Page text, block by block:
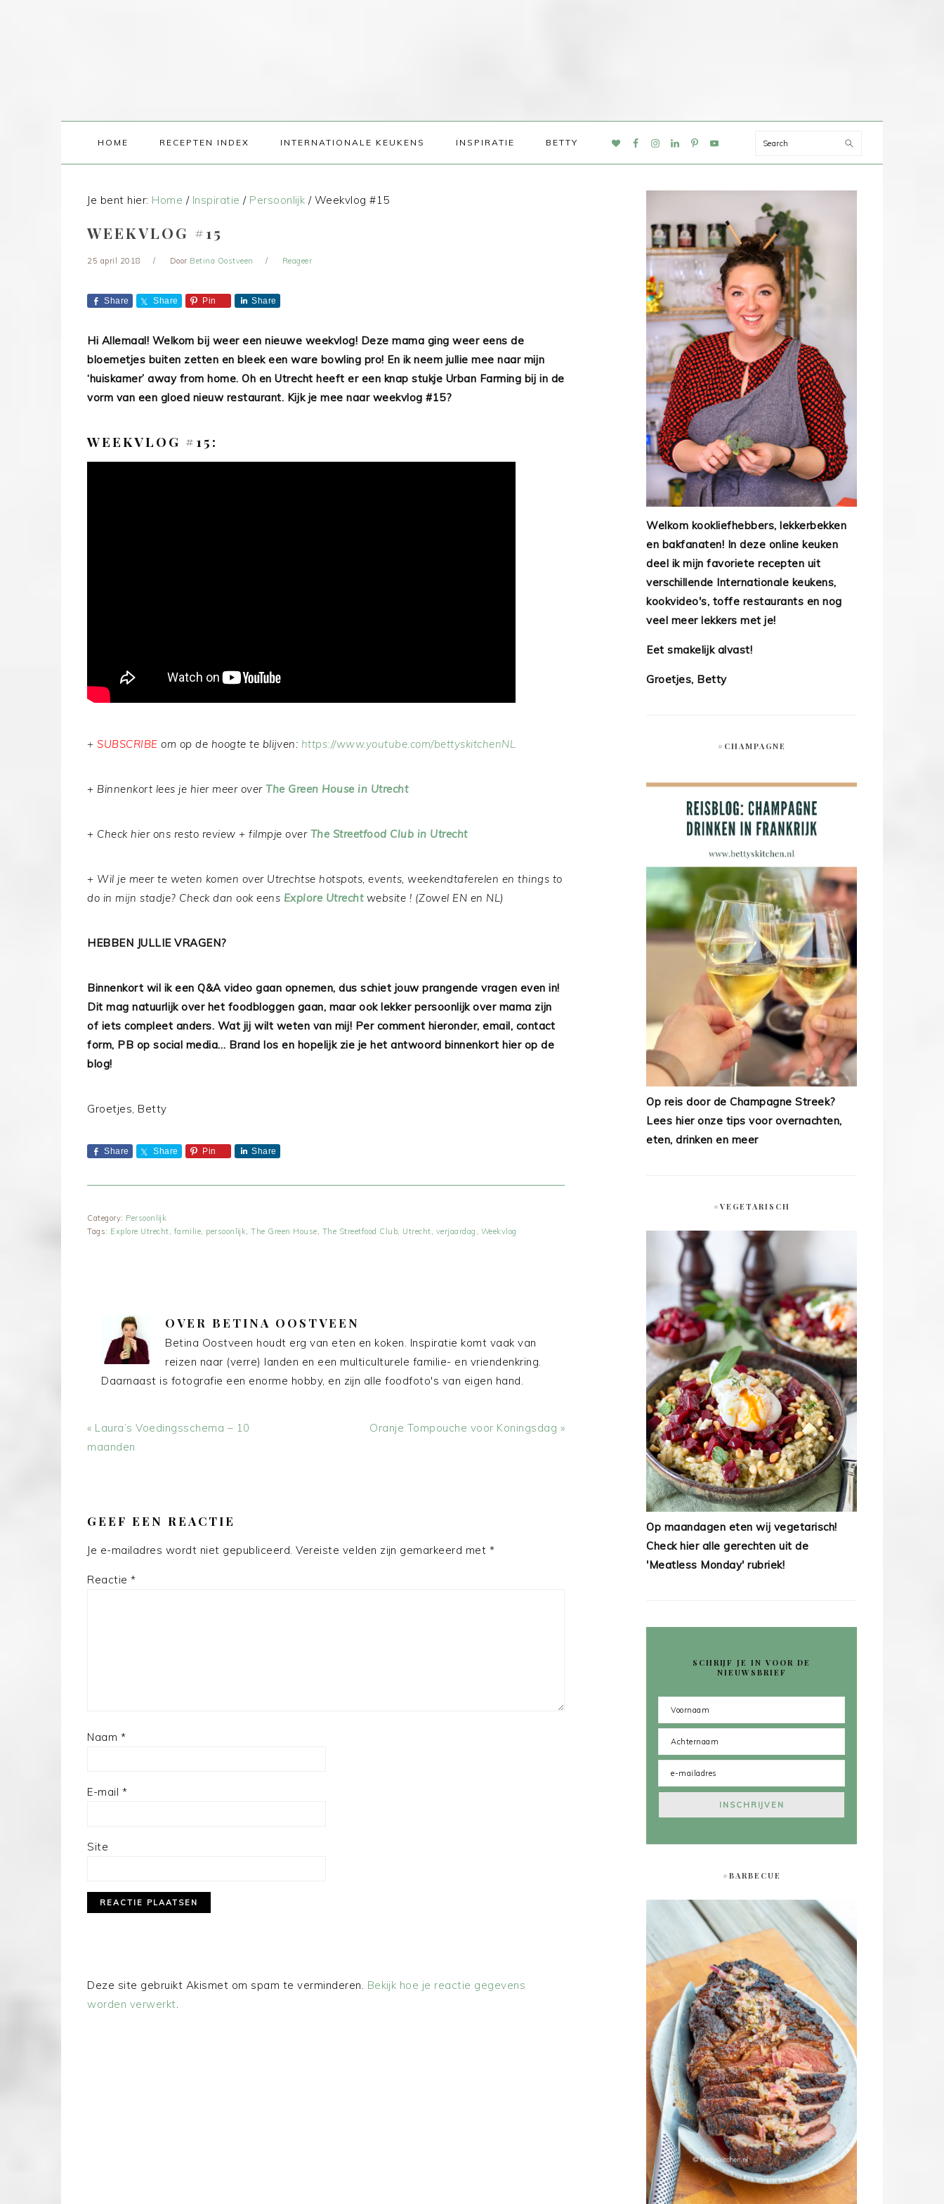
HOME RECEPTEN INDEX INTERNATIONALE KEUKENS INSPIRATIE BETTY
NAV
Search
Je bent hier: Home / Inspiratie / Persoonlijk /Weekvlog #15
WEEKVLOG #15
25 april 2018 Door Betina Oostveen Reageer
Share Share Pin Share
Hi Allemaal! Welkom bij weer een nieuwe weekvlog! Deze mama ging weer eens de
bloemetjes buiten zetten en bleek een ware bowling pro! En ik neem jullie mee naar mijn
‘huiskamer’ away from home. Oh en Utrecht heeft er een knap stukje Urban Farming bij in de
vorm van een gloed nieuw restaurant. Kijk je mee naar weekvlog #15?
WEEKVLOG #15:
+ SUBSCRIBE om op de hoogte te blijven: https://www.youtube.com/bettyskitchenNL
+ Binnenkort lees je hier meer over The Green House in Utrecht
+ Check hier ons resto review + filmpje over The Streetfood Club in Utrecht
+ Wil je meer te weten komen over Utrechtse hotspots, events, weekendtaferelen en things to
do in mijn stadje? Check dan ook eens Explore Utrechtwebsite ! (Zowel EN en NL)
HEBBEN JULLIE VRAGEN?
Binnenkort wil ik een Q&A video gaan opnemen, dus schiet jouw prangende vragen even in!
Dit mag natuurlijk over het foodbloggen gaan, maar ook lekker persoonlijk over mama zijn
of iets compleet anders. Wat jij wilt weten van mij! Per comment hieronder, email, contact
form, PB op social media… Brand los en hopelijk zie je het antwoord binnenkort hier op de
blog!
Groetjes, Betty
Share Share Pin Share
Category: Persoonlijk
Tags: Explore Utrecht, familie, persoonlijk, The Green House, The Streetfood Club, Utrecht, verjaardag , Weekvlog
OVER BETINA OOSTVEEN
Betina Oostveen houdt erg van eten en koken. Inspiratie komt vaak van
reizen naar (verre) landen en een multiculturele familie- en vriendenkring.
Daarnaast is fotografie een enorme hobby, en zijn alle foodfoto's van eigen hand.
Vorig
bericht:
« Laura’s Voedingsschema – 10
maanden
Volgend
Oranje Tompouche voor Koningsdag »
GEEF EEN REACTIE
Je e-mailadres wordt niet gepubliceerd. Vereiste velden zijn gemarkeerd met *
Reactie *
Naam *
E-mail *
Site
Deze site gebruikt Akismet om spam te verminderen. Bekijk hoe je reactie gegevens
worden verwerkt.
Welkom kookliefhebbers, lekkerbekken
en bakfanaten! In deze online keuken
deel ik mijn favoriete recepten uit
verschillende Internationale keukens,
kookvideo's, toffe restaurants en nog
veel meer lekkers met je!
Eet smakelijk alvast!
Groetjes, Betty
#CHAMPAGNE
Op reis door de Champagne Streek?
Lees hier onze tips voor overnachten,
eten, drinken en meer
#VEGETARISCH
Op maandagen eten wij vegetarisch!
Check hier alle gerechten uit de
'Meatless Monday' rubriek!
SCHRIJF JE IN VOOR DE
NIEUWSBRIEF
#BARBECUE